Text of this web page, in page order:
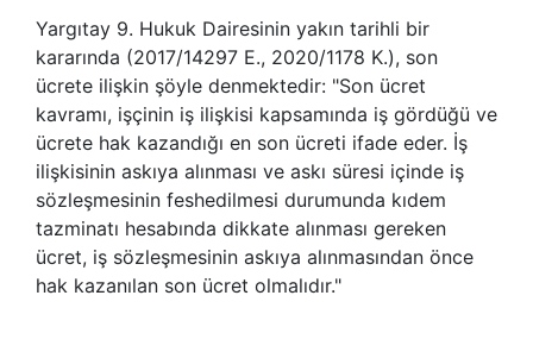
Yargıtay 9. Hukuk Dairesinin yakın tarihli bir
kararında (2017/14297 E., 2020/1178 K.), son
ücrete ilişkin şöyle denmektedir: "Son ücret
kavramı, işçinin iş ilişkisi kapsamında iş gördüğü ve
ücrete hak kazandığı en son ücreti ifade eder. İş
ilişkisinin askıya alınması ve askı süresi içinde iş
sözleşmesinin feshedilmesi durumunda kıdem
tazminatı hesabında dikkate alınması gereken
ücret, iş sözleşmesinin askıya alınmasından önce
hak kazanılan son ücret olmalıdır."